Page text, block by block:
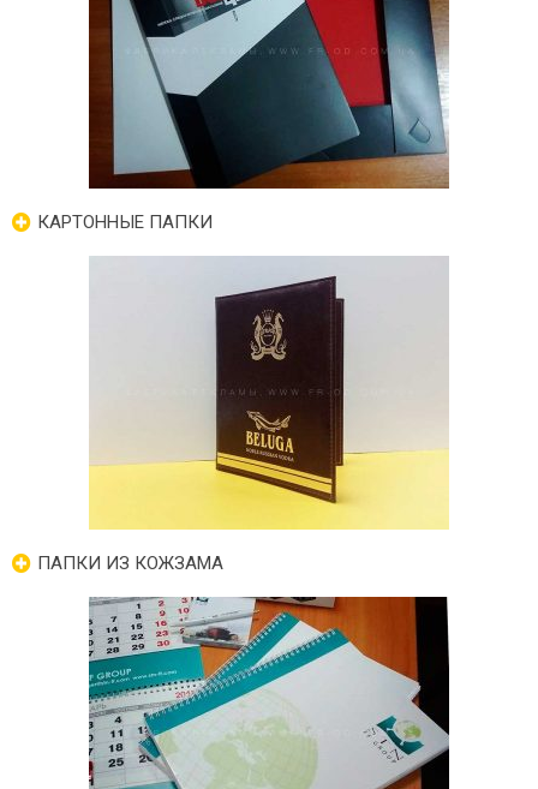
КАРТОННЫЕ ПАПКИ
ПАПКИ ИЗ КОЖЗАМА